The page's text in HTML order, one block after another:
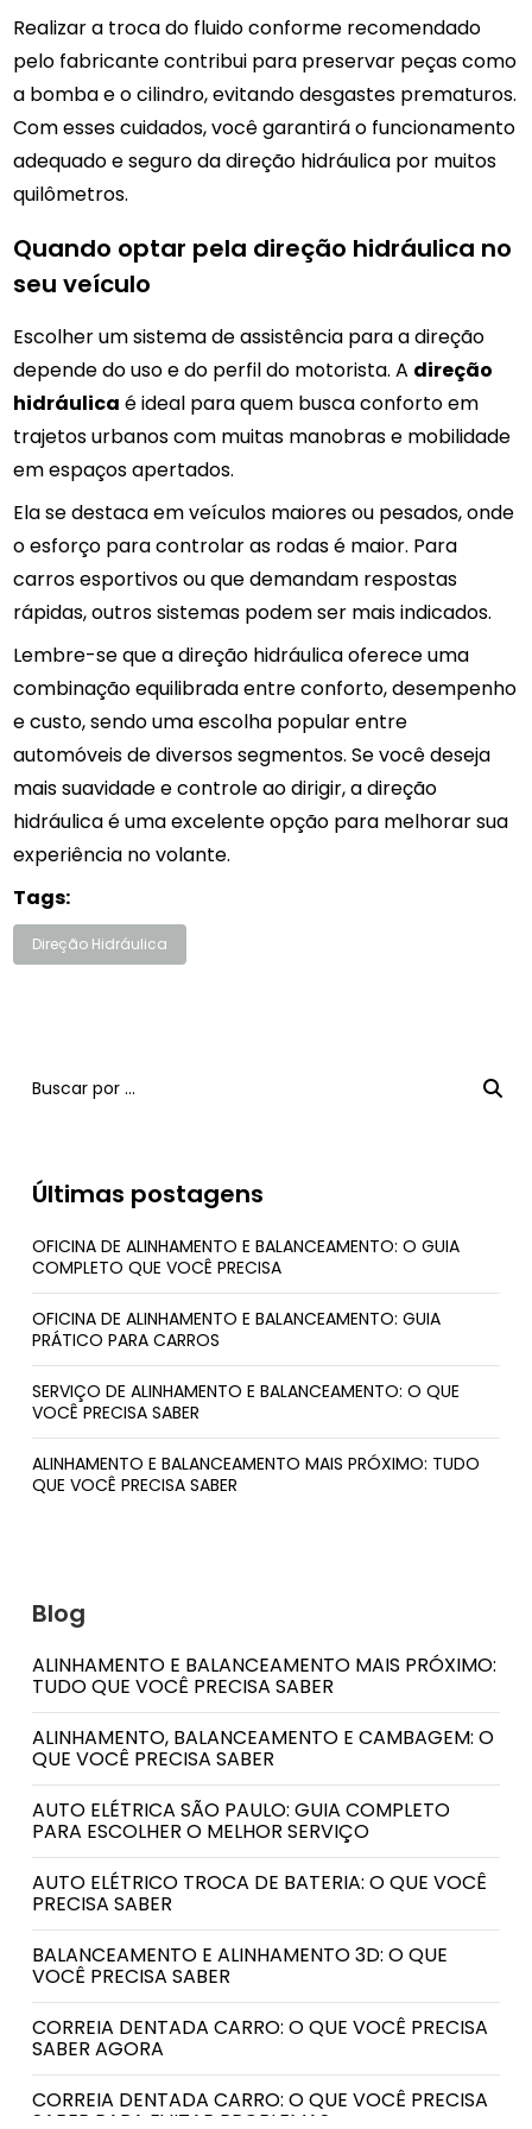
Realizar a troca do fluido conforme recomendado
pelo fabricante contribui para preservar peças como
a bomba e o cilindro, evitando desgastes prematuros.
Com esses cuidados, você garantirá o funcionamento
adequado e seguro da direção hidráulica por muitos
quilômetros.
Quando optar pela direção hidráulica no
seu veículo
Escolher um sistema de assistência para a direção
depende do uso e do perfil do motorista. A direção
hidráulica é ideal para quem busca conforto em
trajetos urbanos com muitas manobras e mobilidade
em espaços apertados.
Ela se destaca em veículos maiores ou pesados, onde
o esforço para controlar as rodas é maior. Para
carros esportivos ou que demandam respostas
rápidas, outros sistemas podem ser mais indicados.
Lembre-se que a direção hidráulica oferece uma
combinação equilibrada entre conforto, desempenho
e custo, sendo uma escolha popular entre
automóveis de diversos segmentos. Se você deseja
mais suavidade e controle ao dirigir, a direção
hidráulica é uma excelente opção para melhorar sua
experiência no volante.
Tags:
Direção Hidráulica
Últimas postagens
OFICINA DE ALINHAMENTO E BALANCEAMENTO: O GUIA
COMPLETO QUE VOCÊ PRECISA
OFICINA DE ALINHAMENTO E BALANCEAMENTO: GUIA
PRÁTICO PARA CARROS
SERVIÇO DE ALINHAMENTO E BALANCEAMENTO: O QUE
VOCÊ PRECISA SABER
ALINHAMENTO E BALANCEAMENTO MAIS PRÓXIMO: TUDO
QUE VOCÊ PRECISA SABER
Blog
ALINHAMENTO E BALANCEAMENTO MAIS PRÓXIMO:
TUDO QUE VOCÊ PRECISA SABER
ALINHAMENTO, BALANCEAMENTO E CAMBAGEM: O
QUE VOCÊ PRECISA SABER
AUTO ELÉTRICA SÃO PAULO: GUIA COMPLETO
PARA ESCOLHER O MELHOR SERVIÇO
AUTO ELÉTRICO TROCA DE BATERIA: O QUE VOCÊ
PRECISA SABER
BALANCEAMENTO E ALINHAMENTO 3D: O QUE
VOCÊ PRECISA SABER
CORREIA DENTADA CARRO: O QUE VOCÊ PRECISA
SABER AGORA
CORREIA DENTADA CARRO: O QUE VOCÊ PRECISA
SABER PARA EVITAR PROBLEMAS